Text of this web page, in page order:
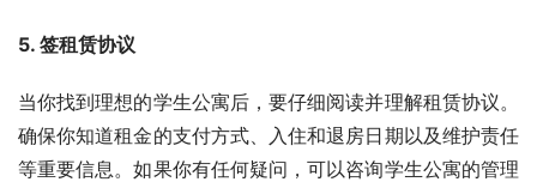
5. 签租赁协议
当你找到理想的学生公寓后，要仔细阅读并理解租赁协议。
确保你知道租金的支付方式、入住和退房日期以及维护责任
等重要信息。如果你有任何疑问，可以咨询学生公寓的管理